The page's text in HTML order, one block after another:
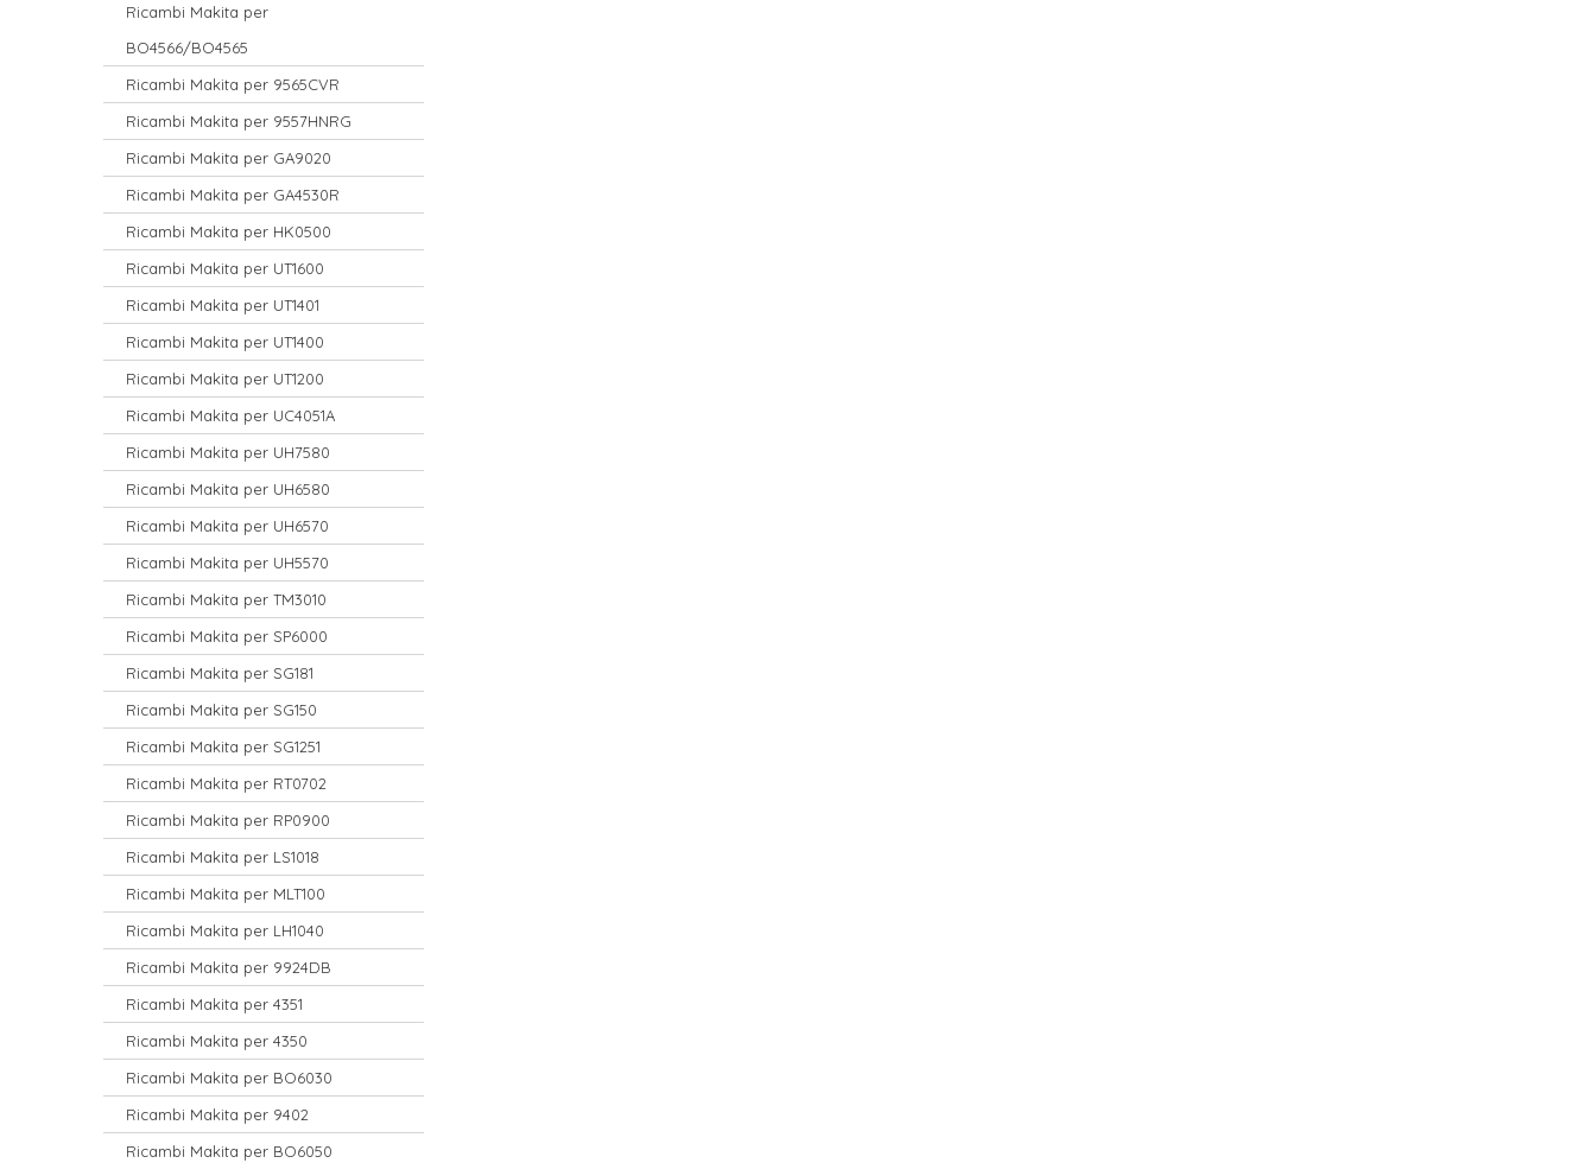
Ricambi Makita per
BO4566/BO4565
Ricambi Makita per 9565CVR
Ricambi Makita per 9557HNRG
Ricambi Makita per GA9020
Ricambi Makita per GA4530R
Ricambi Makita per HK0500
Ricambi Makita per UT1600
Ricambi Makita per UT1401
Ricambi Makita per UT1400
Ricambi Makita per UT1200
Ricambi Makita per UC4051A
Ricambi Makita per UH7580
Ricambi Makita per UH6580
Ricambi Makita per UH6570
Ricambi Makita per UH5570
Ricambi Makita per TM3010
Ricambi Makita per SP6000
Ricambi Makita per SG181
Ricambi Makita per SG150
Ricambi Makita per SG1251
Ricambi Makita per RT0702
Ricambi Makita per RP0900
Ricambi Makita per LS1018
Ricambi Makita per MLT100
Ricambi Makita per LH1040
Ricambi Makita per 9924DB
Ricambi Makita per 4351
Ricambi Makita per 4350
Ricambi Makita per BO6030
Ricambi Makita per 9402
Ricambi Makita per BO6050